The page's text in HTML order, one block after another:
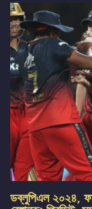
ডব্লুপিএল ২০২৪,